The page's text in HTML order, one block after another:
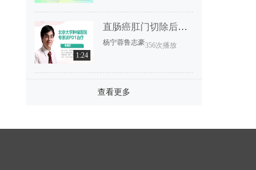
1:24
直肠癌肛门切除后恢复要多久？
杨宁蓉鲁志豪356次播放
查看更多